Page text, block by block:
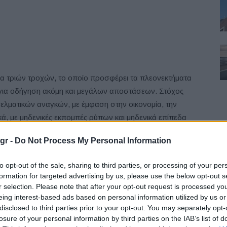
- Do Not Process My Personal Information
opt-out of the sale, sharing to third parties, or processing of your
for targeted advertising by us, please use the below opt-out
selection. Please note that after your opt-out request is processed
interest-based ads based on personal information utilized by us
to third parties prior to your opt-out. You may separately
of your personal information by third parties on the IAB’s list of
τριών τροχών, το οποίο προσφέρει τα πλεονεκτήματα
οδήγηση ακόμη και μεγάλων αποστάσεων. Στόχος
αναγκών, με έμφαση στην οικονομία, την
με μηδενικές εκπομπές ρύπων και μηδενικά επίπεδα
και με ωφέλιμο φορτίο 1000 kg, το 3ΜΧ έχει
φορτίου).
έρευνας και συνεργασίας Ευρωπαίων και Κινέζων
των πρώτων υλών και την αξιοποίηση της πλέον
σύστημα ανεξάρτητης ανάρτησης του
τους κραδασμούς. Επιπλέον, το ύψος του από το
ακόμη και στα πιο «άγρια» εδάφη των αγροτικών